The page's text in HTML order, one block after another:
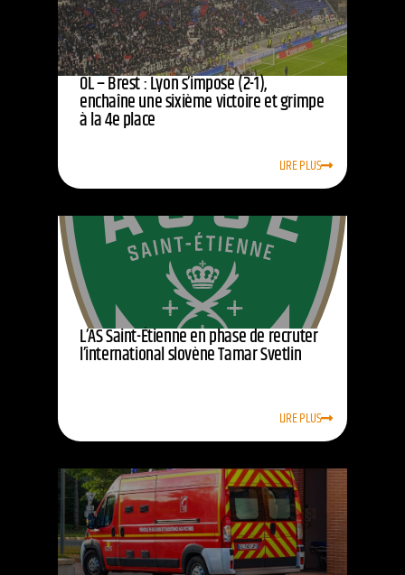
OL – Brest : Lyon s’impose (2-1),
enchaîne une sixième victoire et grimpe
à la 4e place
LIRE PLUS
L’AS Saint-Étienne en phase de recruter
l’international slovène Tamar Svetlin
LIRE PLUS